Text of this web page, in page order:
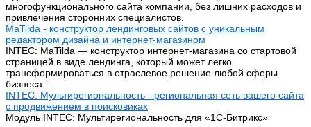
многофункционального сайта компании, без лишних расходов и
привлечения сторонних специалистов.
MaTilda - конструктор лендинговых сайтов с уникальным
редактором дизайна и интернет-магазином
INTEC: MaTilda — конструктор интернет-магазина со стартовой
страницей в виде лендинга, который может легко
трансформироваться в отраслевое решение любой сферы
бизнеса.
INTEC: Мультирегиональность - региональная сеть вашего сайта
с продвижением в поисковиках
Модуль INTEC: Мультирегиональность для «1С-Битрикс»